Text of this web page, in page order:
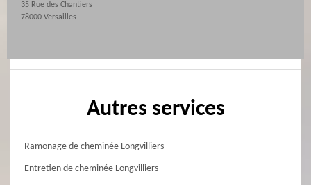
35 Rue des Chantiers
78000 Versailles
Autres services
Ramonage de cheminée Longvilliers
Entretien de cheminée Longvilliers